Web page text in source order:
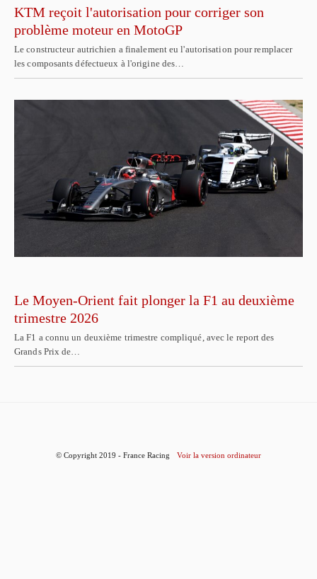
KTM reçoit l'autorisation pour corriger son
problème moteur en MotoGP
Le constructeur autrichien a finalement eu l'autorisation pour remplacer
les composants défectueux à l'origine des…
Le Moyen-Orient fait plonger la F1 au deuxième
trimestre 2026
La F1 a connu un deuxième trimestre compliqué, avec le report des
Grands Prix de…
© Copyright 2019 - France Racing Voir la version ordinateur